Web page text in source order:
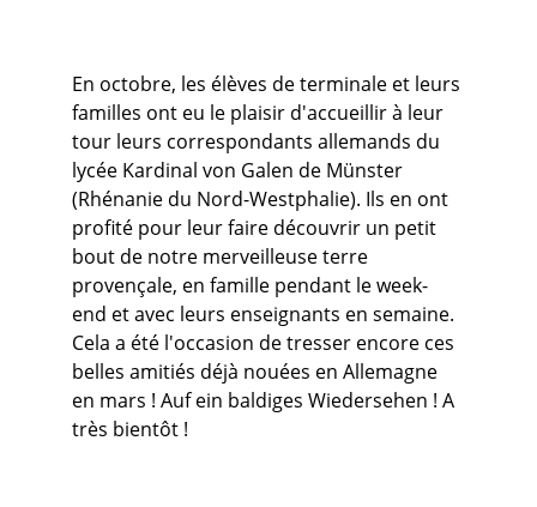
En octobre, les élèves de terminale et leurs
familles ont eu le plaisir d'accueillir à leur
tour leurs correspondants allemands du
lycée Kardinal von Galen de Münster
(Rhénanie du Nord-Westphalie). Ils en ont
profité pour leur faire découvrir un petit
bout de notre merveilleuse terre
provençale, en famille pendant le week-
end et avec leurs enseignants en semaine.
Cela a été l'occasion de tresser encore ces
belles amitiés déjà nouées en Allemagne
en mars ! Auf ein baldiges Wiedersehen ! A
très bientôt !